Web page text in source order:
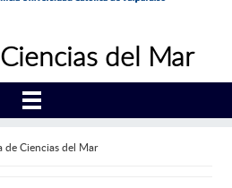
del Mar
de Ciencias del Mar